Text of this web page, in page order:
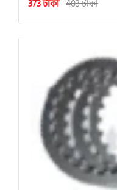
373 টাকা 403 টাকা